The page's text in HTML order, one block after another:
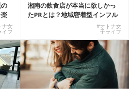
ナ女
イフ
湘南の飲食店が本当に欲しかっ
たPRとは？地域密着型インフル
#オトナ女
子ライフ